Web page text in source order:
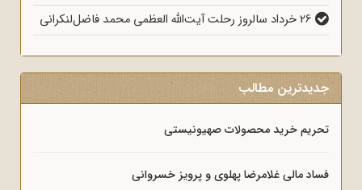
جدیدترین مطالب
تحریم خرید محصولات صهیونیستی
فساد مالی غلامرضا پهلوی و پرویز خسروانی